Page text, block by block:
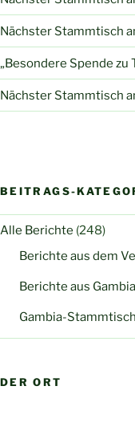
Nächster Stammtisch
„Besondere Spende zu
Nächster Stammtisch
BEITRAGS-
Alle Berichte (248)
Berichte aus dem
Berichte aus Gambia
Gambia-Stammtisch
DER ORT